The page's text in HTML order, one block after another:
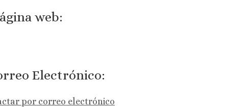
web:
Electrónico:
por correo electrónico